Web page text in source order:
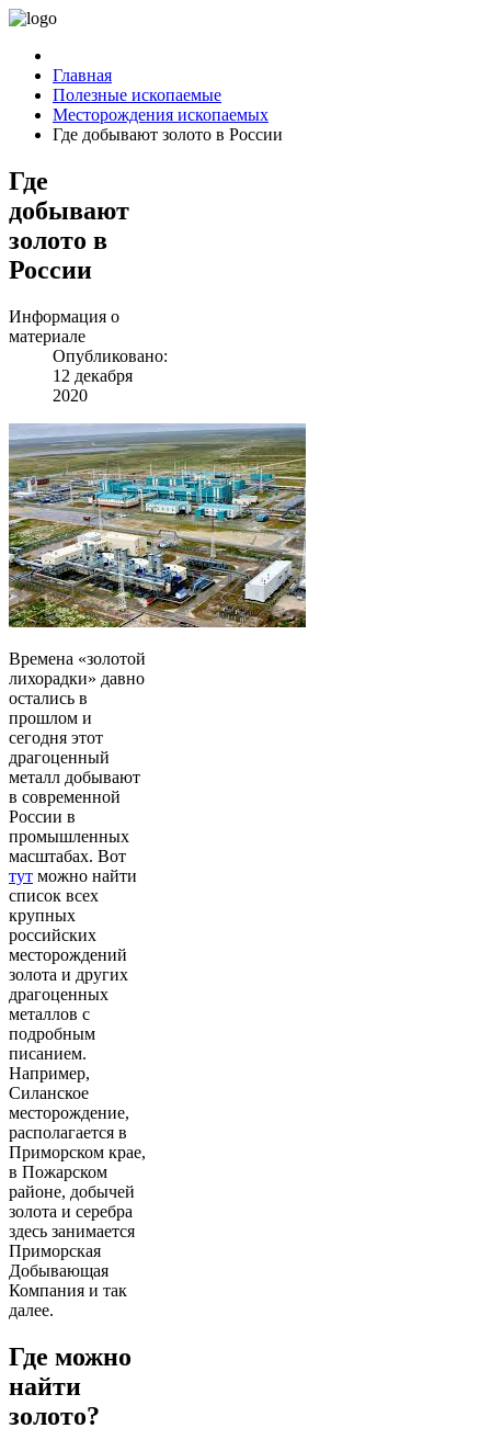
Главная
Полезные ископаемые
Месторождения ископаемых
Где добывают золото в России
Где
добывают
золото в
России
Информация о
материале
Опубликовано:
12 декабря
2020
Времена «золотой
лихорадки» давно
остались в
прошлом и
сегодня этот
драгоценный
металл добывают
в современной
России в
промышленных
масштабах. Вот
тут можно найти
список всех
крупных
российских
месторождений
золота и других
драгоценных
металлов с
подробным
писанием.
Например,
Силанское
месторождение,
располагается в
Приморском крае,
в Пожарском
районе, добычей
золота и серебра
здесь занимается
Приморская
Добывающая
Компания и так
далее.
Где можно
найти
золото?